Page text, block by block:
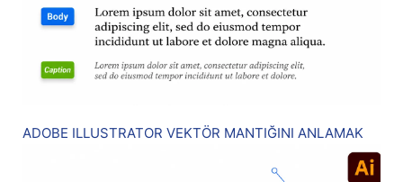
ADOBE ILLUSTRATOR VEKTÖR MANTIĞINI ANLAMAK